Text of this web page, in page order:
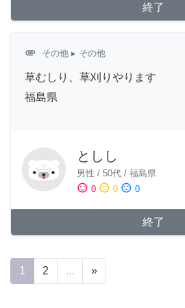
終了
attachment その他 ▸ その他
草むしり、草刈りやります
福島県
としし
男性 / 50代 / 福島県
sentiment_satisfied 0 sentiment_neutral 0 sentiment_dissatisfied 0
終了
1 2 ... »